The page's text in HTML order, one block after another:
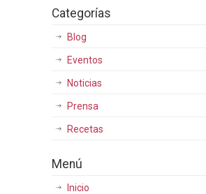
Categorías
Blog
Eventos
Noticias
Prensa
Recetas
Menú
Inicio